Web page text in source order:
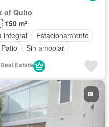
of Quito
150 m²
integral
Estacionamiento
Patio Sin amoblar
Estate